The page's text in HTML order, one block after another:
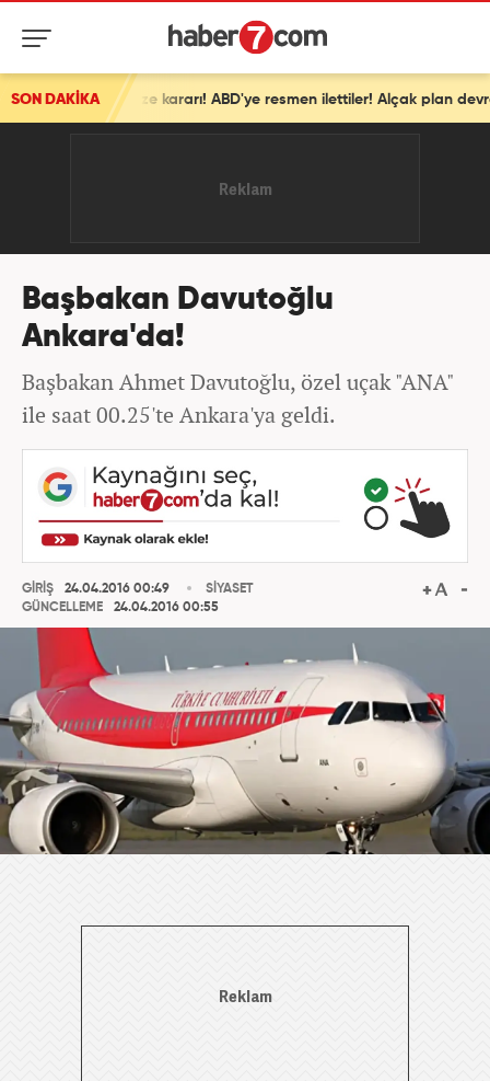
SON DAKİKA İsrail'den ortalığı karıştıracak Gazze kararı! ABD'ye resmen ilettiler! Alçak plan devrede
Başbakan Davutoğlu
Ankara'da!
Başbakan Ahmet Davutoğlu, özel uçak "ANA"
ile saat 00.25'te Ankara'ya geldi.
GİRİŞ
24.04.2016 00:49
GÜNCELLEME
24.04.2016 00:55
SİYASET